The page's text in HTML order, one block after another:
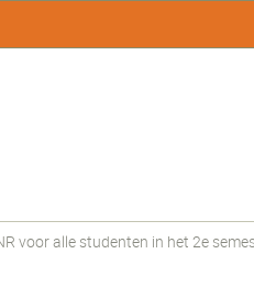
voor alle studenten in het 2e